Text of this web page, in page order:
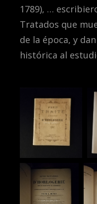
1789), …
Tratados que
de la época, y
histórica al